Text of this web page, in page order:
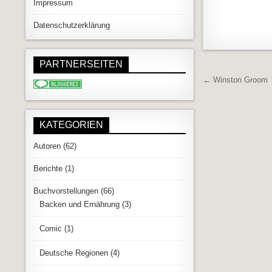
← Winston Groom
Impressum
Datenschutzerklärung
PARTNERSEITEN
KATEGORIEN
Autoren (62)
Berichte (1)
Buchvorstellungen (66)
Backen und Ernährung (3)
Comic (1)
Deutsche Regionen (4)